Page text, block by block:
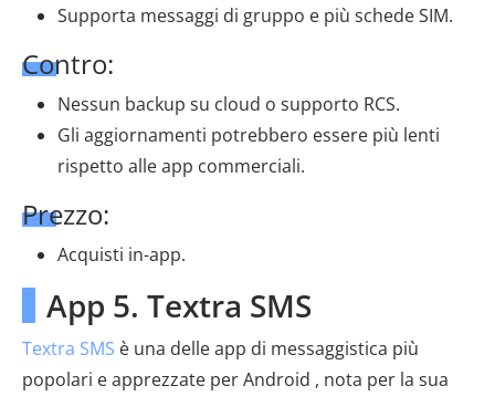
Supporta messaggi di gruppo e più schede SIM.
Contro:
Nessun backup su cloud o supporto RCS.
Gli aggiornamenti potrebbero essere più lenti
rispetto alle app commerciali.
Prezzo:
Acquisti in-app.
App 5. Textra SMS
Textra SMS è una delle app di messaggistica più
popolari e apprezzate per Android , nota per la sua